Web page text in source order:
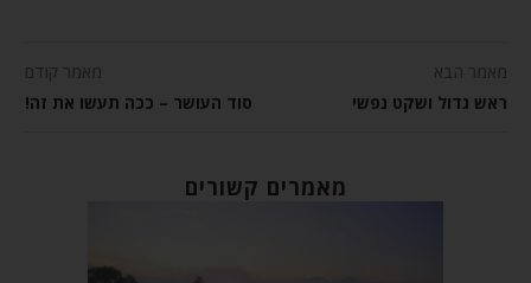
מאמר הבא
ראש גדול ושקט נפשי
מאמר קודם
סוד העושר – ככה תעשו את זה!
מאמרים קשורים